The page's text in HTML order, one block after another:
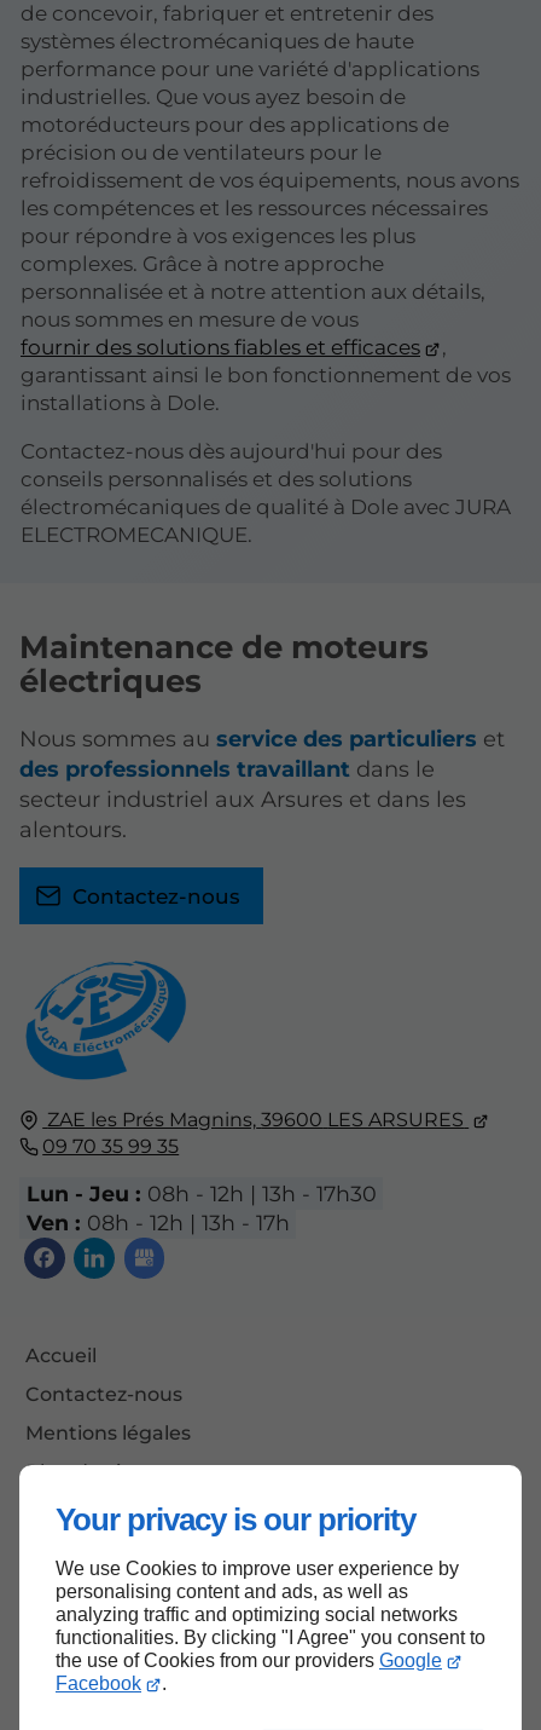
Your privacy is our priority
We use Cookies to improve user experience by
personalising content and ads, as well as
analyzing traffic and optimizing social networks
functionalities. By clicking "I Agree" you consent to
the use of Cookies from our providers Google
Facebook
.
de concevoir, fabriquer et entretenir des
systèmes électromécaniques de haute
performance pour une variété d'applications
industrielles. Que vous ayez besoin de
motoréducteurs pour des applications de
précision ou de ventilateurs pour le
refroidissement de vos équipements, nous avons
les compétences et les ressources nécessaires
pour répondre à vos exigences les plus
complexes. Grâce à notre approche
personnalisée et à notre attention aux détails,
nous sommes en mesure de vous
fournir des solutions fiables et efficaces
,
garantissant ainsi le bon fonctionnement de vos
installations à Dole.
Contactez-nous dès aujourd'hui pour des
conseils personnalisés et des solutions
électromécaniques de qualité à Dole avec JURA
ELECTROMECANIQUE.
ZAE les Prés Magnins, 39600 LES ARSURES
09 70 35 99 35
Lun - Jeu : 08h - 12h | 13h - 17h30
Ven : 08h - 12h | 13h - 17h
Accueil
Contactez-nous
Mentions légales
Plan du site
Maintenance de moteurs
électriques
Nous sommes au service des particuliers et
des professionnels travaillant dans le
secteur industriel aux Arsures et dans les
alentours.
Contactez-nous
Haut de page